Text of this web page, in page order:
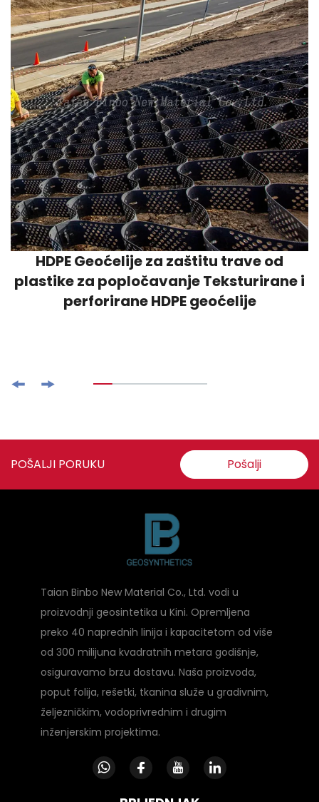
HDPE Geoćelije za zaštitu trave od
plastike za popločavanje Teksturirane i
perforirane HDPE geoćelije
POŠALJI PORUKU Pošalji
Taian Binbo New Material Co., Ltd. vodi u
proizvodnji geosintetika u Kini. Opremljena
preko 40 naprednih linija i kapacitetom od više
od 300 milijuna kvadratnih metara godišnje,
osiguravamo brzu dostavu. Naša proizvoda,
poput folija, rešetki, tkanina služe u gradivnim,
željezničkim, vodoprivrednim i drugim
inženjerskim projektima.